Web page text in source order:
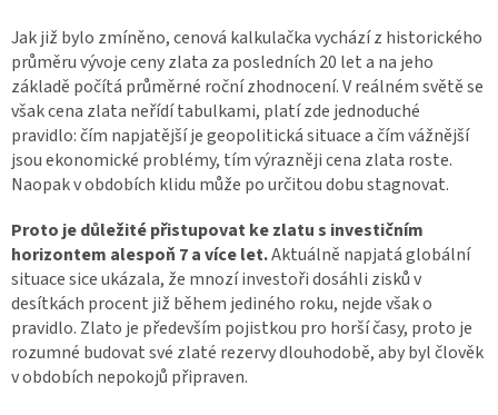
Jak již bylo zmíněno, cenová kalkulačka vychází z historického
průměru vývoje ceny zlata za posledních 20 let a na jeho
základě počítá průměrné roční zhodnocení. V reálném světě se
však cena zlata neřídí tabulkami, platí zde jednoduché
pravidlo: čím napjatější je geopolitická situace a čím vážnější
jsou ekonomické problémy, tím výrazněji cena zlata roste.
Naopak v obdobích klidu může po určitou dobu stagnovat.
Proto je důležité přistupovat ke zlatu s investičním
horizontem alespoň 7 a více let.Aktuálně napjatá globální
situace sice ukázala, že mnozí investoři dosáhli zisků v
desítkách procent již během jediného roku, nejde však o
pravidlo. Zlato je především pojistkou pro horší časy, proto je
rozumné budovat své zlaté rezervy dlouhodobě, aby byl člověk
v obdobích nepokojů připraven.